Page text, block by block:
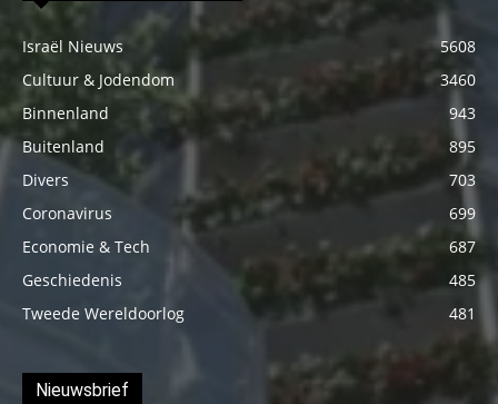
Israël Nieuws
5608
Cultuur & Jodendom
3460
Binnenland
943
Buitenland
895
Divers
703
Coronavirus
699
Economie & Tech
687
Geschiedenis
485
Tweede Wereldoorlog
481
Nieuwsbrief